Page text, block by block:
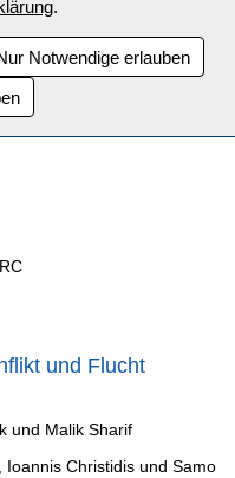
.
Notwendige erlauben
und Flucht
und Malik Sharif
Ioannis Christidis und Samo